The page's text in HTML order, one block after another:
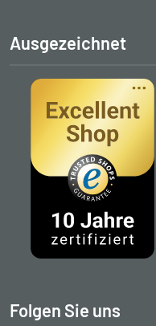
Ausgezeichnet
Folgen Sie uns